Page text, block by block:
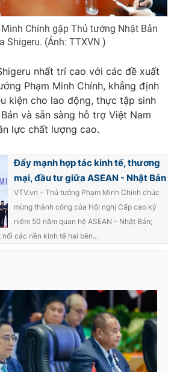
Truyền hình Việt Nam
báo VTV
in và báo điện tử số 483/GP-BTTTT
Thủy
Thị Mỹ Hạnh, Phạm Quốc Thắng,
355 931 - 024.38 355 932
024.66 897 897
Chính gặp Thủ tướng Nhật Bản
Shigeru. (Ảnh: TTXVN )
nhất trí cao với các đề xuất
Phạm Minh Chính, khẳng định
kiện cho lao động, thực tập sinh
và sẵn sàng hỗ trợ Việt Nam
lực chất lượng cao.
Đẩy mạnh hợp tác kinh tế, thương
mại, đầu tư giữa ASEAN - Nhật Bản
VTV.vn - Thủ tướng Phạm Minh Chính chúc
mừng thành công của Hội nghị Cấp cao kỷ
niệm 50 năm quan hệ ASEAN - Nhật Bản;
các nền kinh tế hai bên...